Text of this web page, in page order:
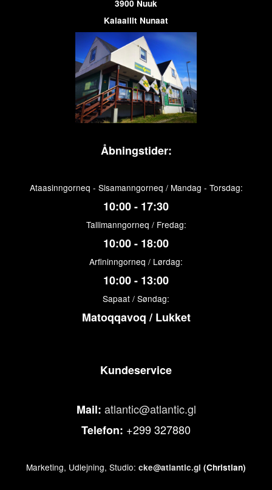
3900 Nuuk
Kalaallit Nunaat
Åbningstider:
Ataasinngorneq - Sisamanngorneq / Mandag - Torsdag:
10:00 - 17:30
Tallimanngorneq / Fredag:
10:00 - 18:00
Arfininngorneq / Lørdag:
10:00 - 13:00
Sapaat / Søndag:
Matoqqavoq / Lukket
Kundeservice
Mail: atlantic@atlantic.gl
Telefon: +299 327880
Marketing, Udlejning, Studio: cke@atlantic.gl (Christian)